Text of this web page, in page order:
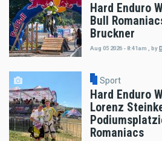
Hard Enduro
Bull
Bruckner
Aug 05 2026 - 8:41am by
Sport
Hard Enduro
Lorenz
Romaniacs